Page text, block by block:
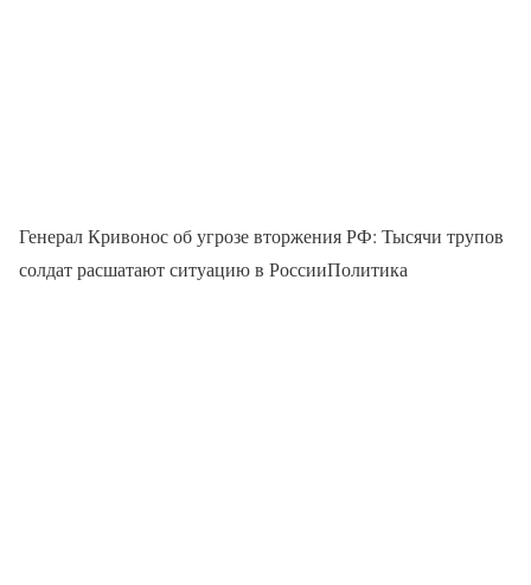
Генерал Кривонос об угрозе вторжения РФ: Тысячи трупов
солдат расшатают ситуацию в РоссииПолитика